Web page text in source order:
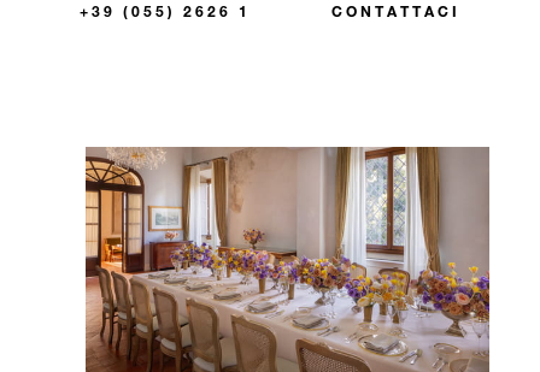
+39 (055) 2626 1 CONTATTACI